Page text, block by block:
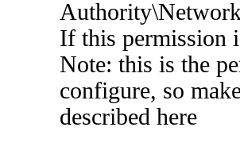
If this permission
Note: this is the
configure, so
described here